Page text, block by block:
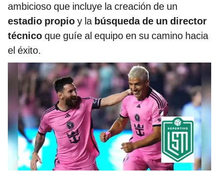
ambicioso que incluye la creación de un
estadio propio y la búsqueda de un director
técnico que guíe al equipo en su camino hacia
el éxito.